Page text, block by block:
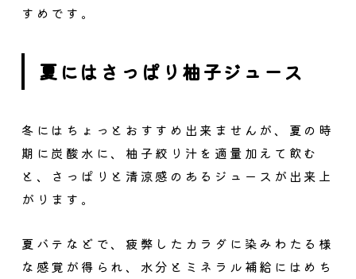
すめです。
夏にはさっぱり柚子ジュース
冬にはちょっとおすすめ出来ませんが、夏の時
期に炭酸水に、柚子絞り汁を適量加えて飲む
と、さっぱりと清涼感のあるジュースが出来上
がります。
夏バテなどで、疲弊したカラダに染みわたる様
な感覚が得られ、水分とミネラル補給にはめち